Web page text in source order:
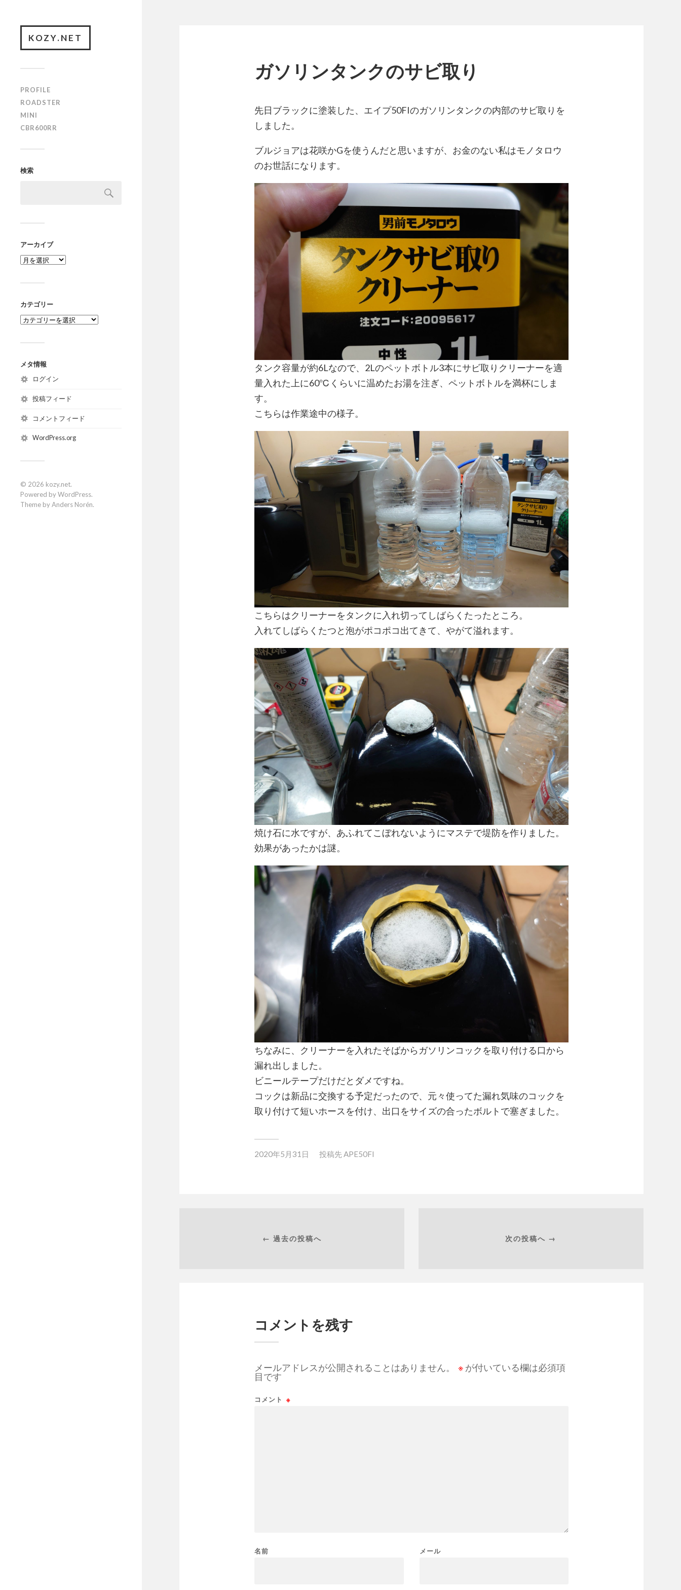
KOZY.NET
PROFILE
ROADSTER
MINI
CBR600RR
検索
アーカイブ
カテゴリー
メタ情報
ログイン
投稿フィード
コメントフィード
WordPress.org
© 2026 kozy.net.
Powered byWordPress.
Theme byAnders Norén.
ガソリンタンクのサビ取り
先日ブラックに塗装した、エイプ50FIのガソリンタンクの内部のサビ取りを
しました。
ブルジョアは花咲かGを使うんだと思いますが、お金のない私はモノタロウ
のお世話になります。
タンク容量が約6Lなので、2Lのペットボトル3本にサビ取りクリーナーを適
量入れた上に60℃くらいに温めたお湯を注ぎ、ペットボトルを満杯にしま
す。
こちらは作業途中の様子。
こちらはクリーナーをタンクに入れ切ってしばらくたったところ。
入れてしばらくたつと泡がポコポコ出てきて、やがて溢れます。
焼け石に水ですが、あふれてこぼれないようにマステで堤防を作りました。
効果があったかは謎。
ちなみに、クリーナーを入れたそばからガソリンコックを取り付ける口から
漏れ出しました。
ビニールテープだけだとダメですね。
コックは新品に交換する予定だったので、元々使ってた漏れ気味のコックを
取り付けて短いホースを付け、出口をサイズの合ったボルトで塞ぎました。
2020年5月31日 投稿先 APE50FI
← 過去の投稿へ 次の投稿へ →
コメントを残す
メールアドレスが公開されることはありません。 ※ が付いている欄は必須項
目です
コメント ※
名前 メール